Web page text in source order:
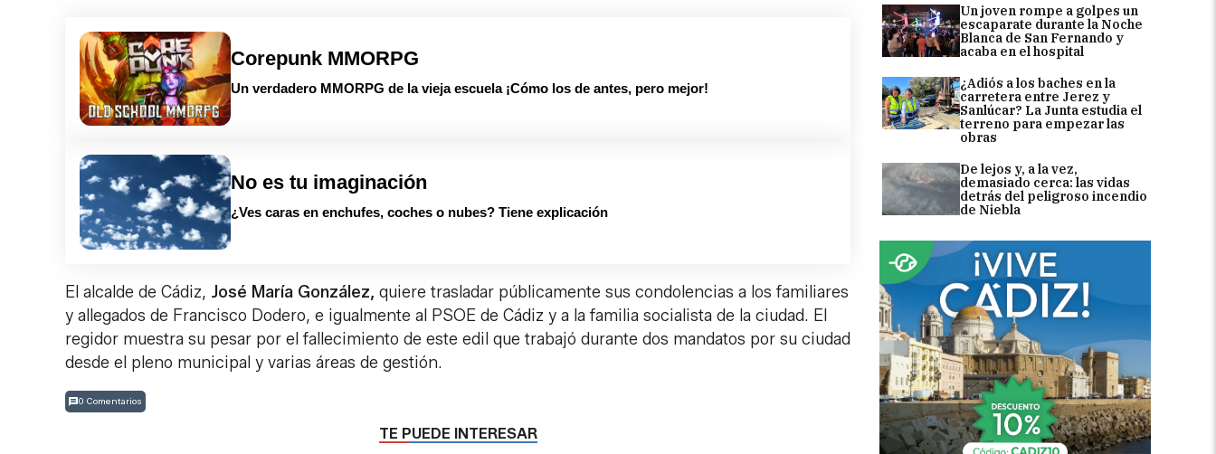
Un joven rompe a golpes un
escaparate durante la Noche
Blanca de San Fernando y
acaba en el hospital
¿Adiós a los baches en la
carretera entre Jerez y
Sanlúcar? La Junta estudia el
terreno para empezar las
obras
De lejos y, a la vez,
demasiado cerca: las vidas
detrás del peligroso incendio
de Niebla
Corepunk MMORPG
Un verdadero MMORPG de la vieja escuela ¡Cómo los de antes, pero mejor!
No es tu imaginación
¿Ves caras en enchufes, coches o nubes? Tiene explicación
El alcalde de Cádiz, José María González, quiere trasladar públicamente sus condolencias a los familiares
y allegados de Francisco Dodero, e igualmente al PSOE de Cádiz y a la familia socialista de la ciudad. El
regidor muestra su pesar por el fallecimiento de este edil que trabajó durante dos mandatos por su ciudad
desde el pleno municipal y varias áreas de gestión.
0 Comentarios
TE PUEDE INTERESAR